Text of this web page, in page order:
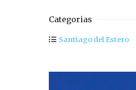
Categorias
Santiago del Estero